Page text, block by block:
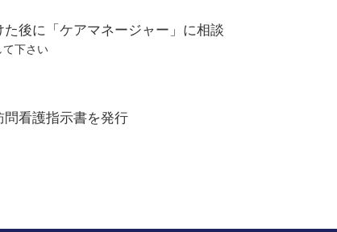
後に「ケアマネージャー」に相談
て下さい
看護指示書を発行